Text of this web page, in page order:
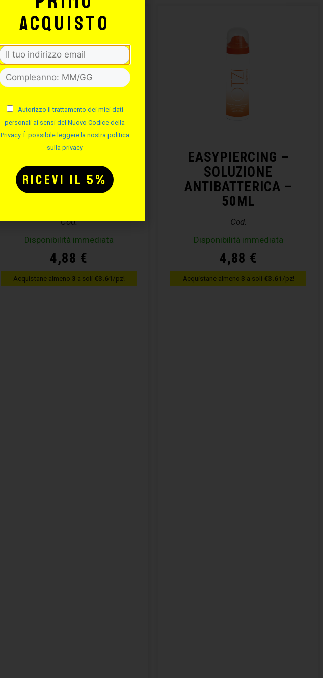
SOLUZIONE SALINA
– 50ML
Cod.
Disponibilità immediata
4,88 €
Acquistane almeno 3 a soli €3.61/pz!
EASYPIERCING –
SOLUZIONE
ANTIBATTERICA –
50ML
Cod.
Disponibilità immediata
4,88 €
Acquistane almeno 3 a soli €3.61/pz!
acquisto
Autorizzo il trattamento dei miei dati
personali ai sensi del Nuovo Codice della
Privacy. È possibile leggere la nostra politica
sulla privacy